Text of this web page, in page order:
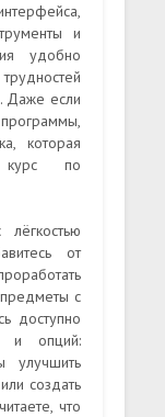
и
удобно
Даже если
которая
курс по
от
с
доступно
и опций:
улучшить
создать
что